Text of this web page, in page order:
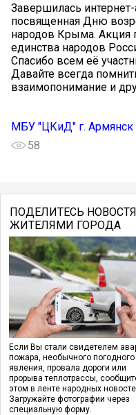
Завершилась
посвященная Дню
народов Крыма. Акция
единства народов
Спасибо всем её
Давайте всегда
взаимопонимание и
МБУ "ЦКиД" г. Армянск
58
ПОДЕЛИТЕСЬ
ЖИТЕЛЯМИ ГОРОДА
Если Вы стали свидетелем
пожара, необычного погодного
явления, провала дороги или
прорыва теплотрассы,
этом в ленте народных
Загружайте фотографии через
специальную форму.